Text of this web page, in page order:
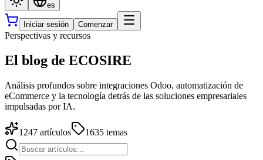
es
Iniciar sesión Comenzar
Perspectivas y recursos
El blog de ECOSIRE
Análisis profundos sobre integraciones Odoo, automatización de
eCommerce y la tecnología detrás de las soluciones empresariales
impulsadas por IA.
1247 artículos 1635 temas